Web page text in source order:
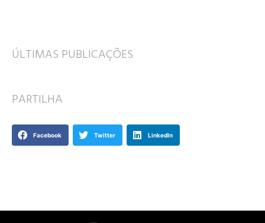
ÚLTIMAS PUBLICAÇÕES
PARTILHA
Facebook Twitter LinkedIn